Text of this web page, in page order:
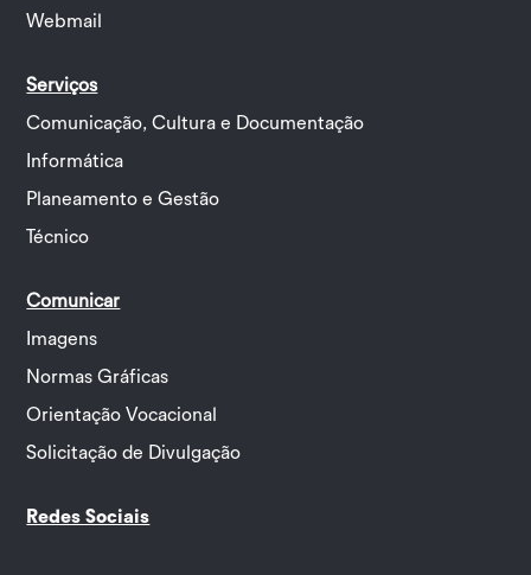
Webmail
Serviços
Comunicação, Cultura e Documentação
Informática
Planeamento e Gestão
Técnico
Comunicar
Imagens
Normas Gráficas
Orientação Vocacional
Solicitação de Divulgação
Redes Sociais